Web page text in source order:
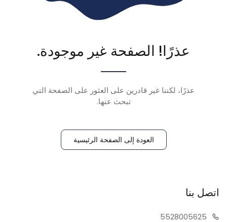
عذرًا! الصفحة غير موجودة.
عذرًا، لكننا غير قادرين على العثور على الصفحة التي
تبحث عنها.
العودة إلى الصفحة الرئيسية
اتصل بنا
05625
55280